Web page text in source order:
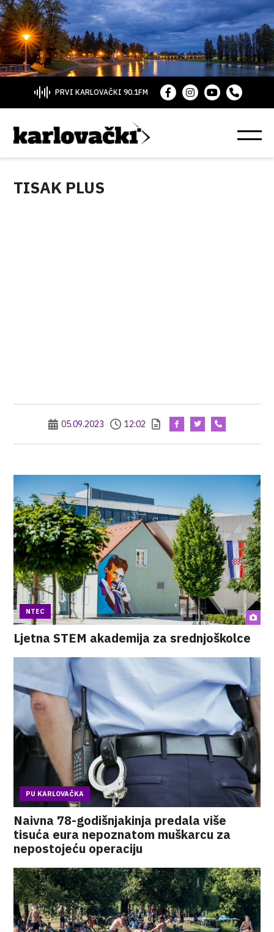
PRVI KARLOVAČKI 90.1FM
TISAK PLUS
05.09.2023 12:02
NTEC
Ljetna STEM akademija za srednjoškolce
PU KARLOVAČKA
Naivna 78-godišnjakinja predala više
tisuća eura nepoznatom muškarcu za
nepostojeću operaciju